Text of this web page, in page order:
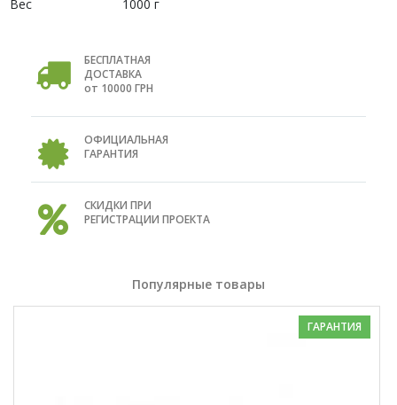
Вес 1000 г
БЕСПЛАТНАЯ
ДОСТАВКА
от 10000 ГРН
ОФИЦИАЛЬНАЯ
ГАРАНТИЯ
СКИДКИ ПРИ
РЕГИСТРАЦИИ ПРОЕКТА
Популярные товары
ГАРАНТИЯ